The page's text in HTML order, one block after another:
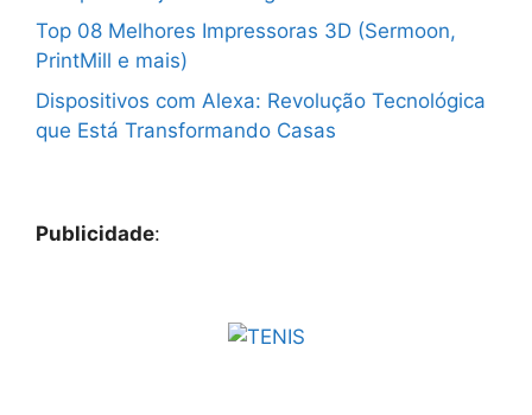
Top 08 Melhores Impressoras 3D (Sermoon,
PrintMill e mais)
Dispositivos com Alexa: Revolução Tecnológica
que Está Transformando Casas
Publicidade: